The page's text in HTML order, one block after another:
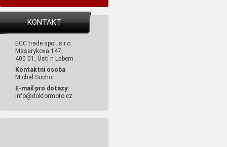
KONTAKT
ECC trade spol. s r.o.
Masarykova 147,
400 01, Ústí n Labem
Kontaktní osoba
Michal Sochor
E-mail pro dotazy:
info@doktormoto.cz